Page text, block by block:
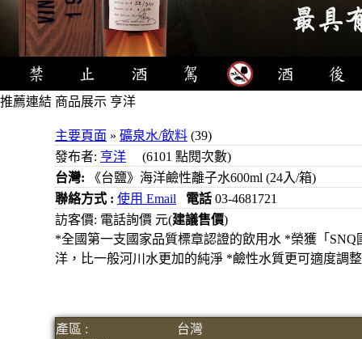
推薦連結 商品展示 亨洋
主要頁面 » 礦泉水/飲料 (39)
發布者: 亨洋 (6101 點閱次數)
台灣:
《台鹽》海洋鹼性離子水600ml (24入/箱)
聯絡方式 : 使用 Email 電話 03-4681721
訪客價: 電話詢價 元(建議售價)
*全國第一支國家品質標章認證的飲用水 *榮獲「
洋，比一般河川水更加的純淨 *鹼性水質更可適度調
產區 :
台灣